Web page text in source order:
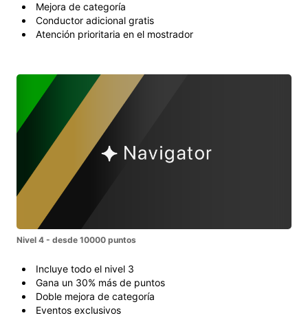
Mejora de categoría
Conductor adicional gratis
Atención prioritaria en el mostrador
Nivel 4 - desde 10000 puntos
Incluye todo el nivel 3
Gana un 30% más de puntos
Doble mejora de categoría
Eventos exclusivos